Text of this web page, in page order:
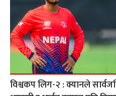
विश्वकप लिग-२ : क्यानले